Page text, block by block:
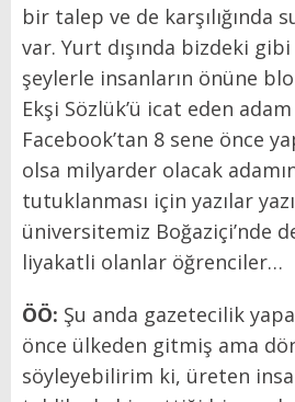
bir talep ve de karşılığında
var. Yurt dışında bizdeki
şeylerle insanların önüne
Ekşi Sözlük’ü icat eden
Facebook’tan 8 sene önce
olsa milyarder olacak
tutuklanması için yazılar
üniversitemiz Boğaziçi’nde
liyakatli olanlar öğrenciler…
ÖÖ: Şu anda gazetecilik
önce ülkeden gitmiş ama
söyleyebilirim ki, üreten